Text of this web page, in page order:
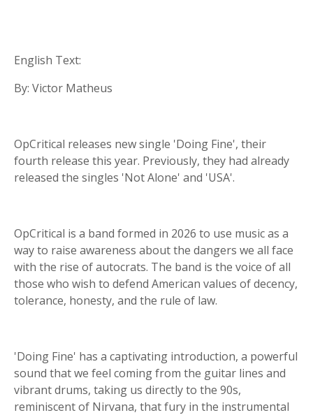
English Text:
By: Victor Matheus
OpCritical releases new single 'Doing Fine', their
fourth release this year. Previously, they had already
released the singles 'Not Alone' and 'USA'.
OpCritical is a band formed in 2026 to use music as a
way to raise awareness about the dangers we all face
with the rise of autocrats. The band is the voice of all
those who wish to defend American values ​​of decency,
tolerance, honesty, and the rule of law.
'Doing Fine' has a captivating introduction, a powerful
sound that we feel coming from the guitar lines and
vibrant drums, taking us directly to the 90s,
reminiscent of Nirvana, that fury in the instrumental